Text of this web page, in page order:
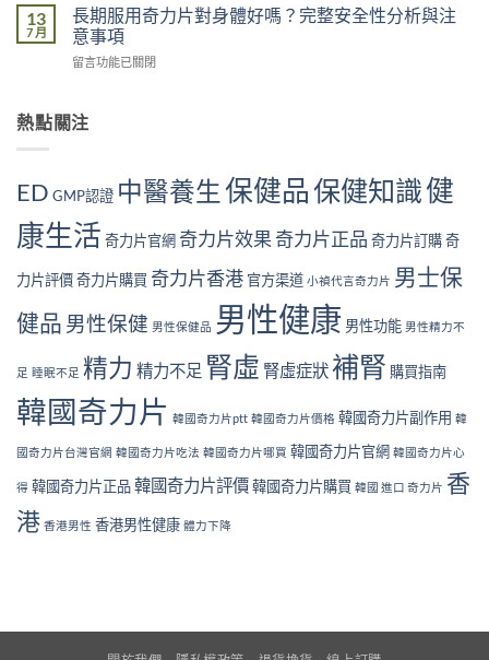
醫
學
角
面
解
原
因：
中
個？〉
腎
虛
症
狀
檢
｜
大
號
與
腎
法〉
力
片
回
購
的
證：
果
真
值
長
用
嗎？〉
中
13
7 月
長期服用奇力片對身體好嗎？完整安全性分析與注
意事項
在
服
用
片
身
體
嗎？
整
性
析
注
事
中
留言功能已關閉
熱點關注
ED GMP認證 中醫養生保健品保健知識健
康生活 奇力片官網 奇力片效果 奇力片正品 奇力片訂購奇
力片評價奇力片購買 奇力片香港 官方渠道 小禎代言奇力片 男士保
健品 男性保健 男性保健品 男性健康 男性功能 男性精力不
足 睡眠不足 精力 精力不足 腎虛 腎虛症狀補腎 購買指南
韓國奇力片 韓國奇力片ptt 韓國奇力片價格 韓國奇力片副作用 韓
國奇力片台灣官網 韓國奇力片吃法 韓國奇力片哪買 韓國奇力片官網 韓國奇力片心
得 韓國奇力片正品韓國奇力片評價韓國奇力片購買 韓國 進口 奇力片 香
港 香港男性 香港男性健康 體力下降